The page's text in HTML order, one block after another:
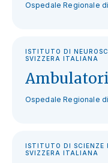
Ospedale Regionale
ISTITUTO DI
SVIZZERA ITALIANA
Ospedale Regionale
ISTITUTO DI SCIENZE
SVIZZERA ITALIANA